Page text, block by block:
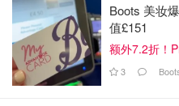
Boots 美妆
值£151
额外7.2折！
3